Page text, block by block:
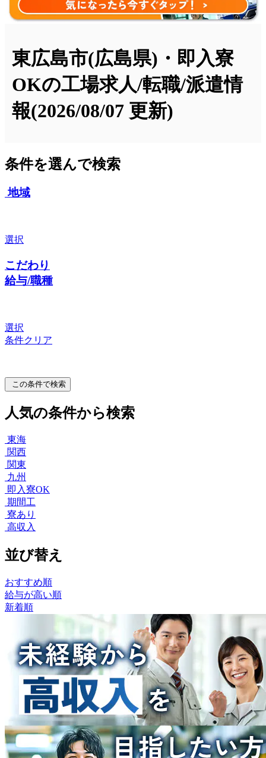
東広島市(広島県)・即入寮
OKの工場求人/転職/派遣情
報(2026/08/07 更新)
条件を選んで検索
地域
選択
こだわり
給与/職種
選択
条件クリア
この条件で検索
人気の条件から検索
東海
関西
関東
九州
即入寮OK
期間工
寮あり
高収入
並び替え
おすすめ順
給与が高い順
新着順